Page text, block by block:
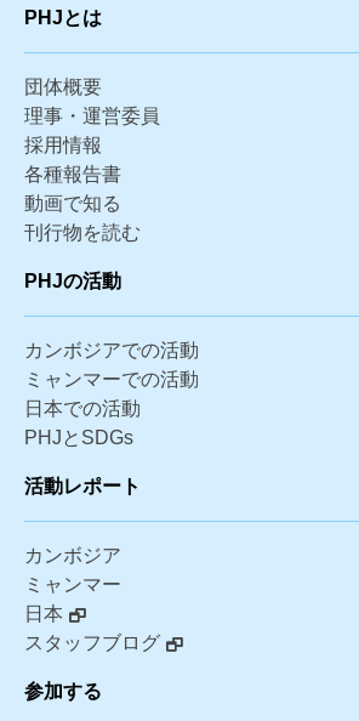
PHJとは
団体概要
理事・運営委員
採用情報
各種報告書
動画で知る
刊行物を読む
PHJの活動
カンボジアでの活動
ミャンマーでの活動
日本での活動
PHJとSDGs
活動レポート
カンボジア
ミャンマー
日本
スタッフブログ
参加する